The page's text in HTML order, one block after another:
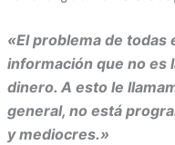
«El problema de todas
información que no es
dinero. A esto le
general, no está
y mediocres.»